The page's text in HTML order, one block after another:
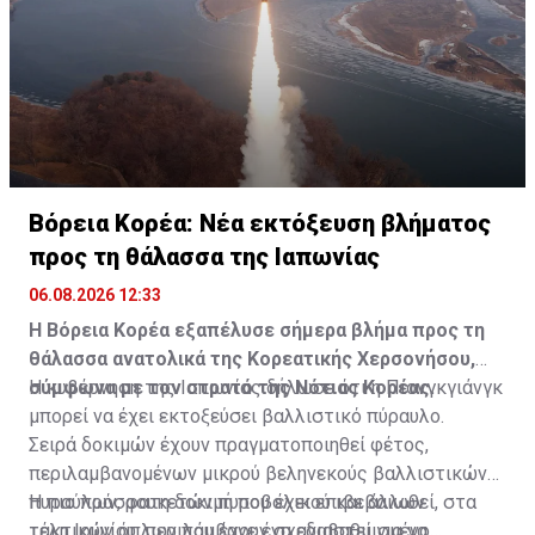
Βόρεια Κορέα: Νέα εκτόξευση βλήματος
προς τη θάλασσα της Ιαπωνίας
06.08.2026 12:33
Η Βόρεια Κορέα εξαπέλυσε σήμερα βλήμα προς τη
θάλασσα ανατολικά της Κορεατικής Χερσονήσου,
σύμφωνα με τον στρατό της Νότιας Κορέας.
Η κυβέρνηση της Ιαπωνίας δήλωσε ότι η Πιονγκγιάνγκ
μπορεί να έχει εκτοξεύσει βαλλιστικό πύραυλο.
Σειρά δοκιμών έχουν πραγματοποιηθεί φέτος,
περιλαμβανομένων μικρού βεληνεκούς βαλλιστικών
πυραύλων, ρουκετών πυροβολικού και άλλων
τακτικών όπλων που έχουν σχεδιαστεί για να
Η πιο πρόσφατη δοκιμή που έχει επιβεβαιωθεί, στα
τέλη Ιουνίου, περιλάμβανε ένα αναβαθμισμένο